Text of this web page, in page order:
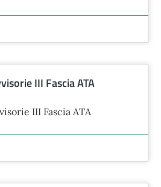
III Fascia ATA
III Fascia ATA